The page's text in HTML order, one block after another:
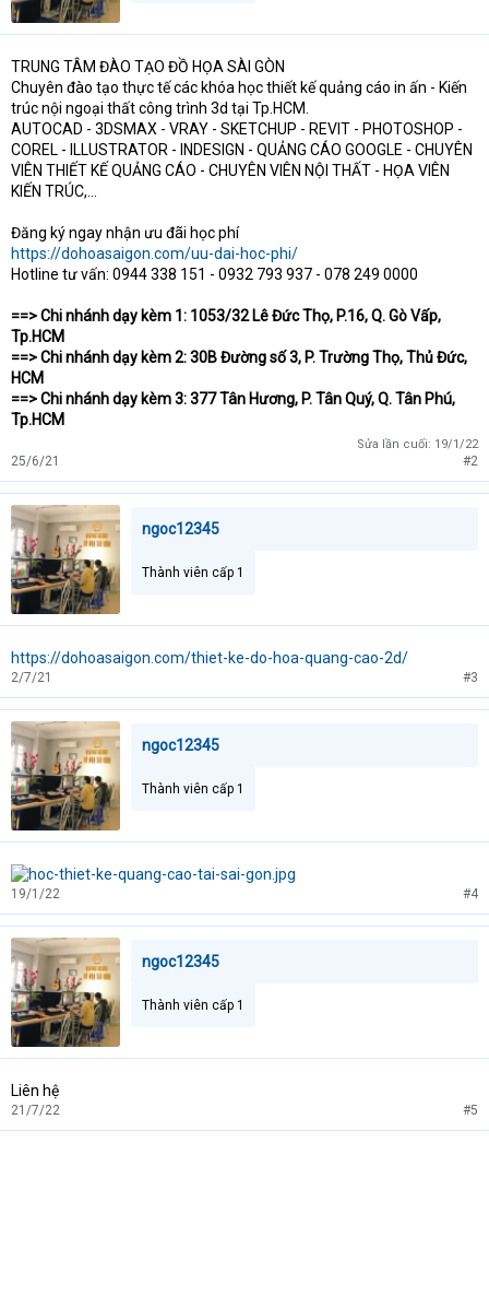
TRUNG TÂM ĐÀO TẠO ĐỒ HỌA SÀI GÒN
Chuyên đào tạo thực tế các khóa học thiết kế quảng cáo in ấn - Kiến
trúc nội ngoại thất công trình 3d tại Tp.HCM.
AUTOCAD - 3DSMAX - VRAY - SKETCHUP - REVIT - PHOTOSHOP -
COREL - ILLUSTRATOR - INDESIGN - QUẢNG CÁO GOOGLE - CHUYÊN
VIÊN THIẾT KẾ QUẢNG CÁO - CHUYÊN VIÊN NỘI THẤT - HỌA VIÊN
KIẾN TRÚC,...
Đăng ký ngay nhận ưu đãi học phí
https://dohoasaigon.com/uu-dai-hoc-phi/
Hotline tư vấn: 0944 338 151 - 0932 793 937 - 078 249 0000
==> Chi nhánh dạy kèm 1: 1053/32 Lê Đức Thọ, P.16, Q. Gò Vấp,
Tp.HCM
==> Chi nhánh dạy kèm 2: 30B Đường số 3, P. Trường Thọ, Thủ Đức,
HCM
==> Chi nhánh dạy kèm 3: 377 Tân Hương, P. Tân Quý, Q. Tân Phú,
Tp.HCM
Sửa lần cuối: 19/1/22
25/6/21 #2
ngoc12345
Thành viên cấp 1
https://dohoasaigon.com/thiet-ke-do-hoa-quang-cao-2d/
2/7/21 #3
ngoc12345
Thành viên cấp 1
19/1/22 #4
ngoc12345
Thành viên cấp 1
Liên hệ
21/7/22 #5